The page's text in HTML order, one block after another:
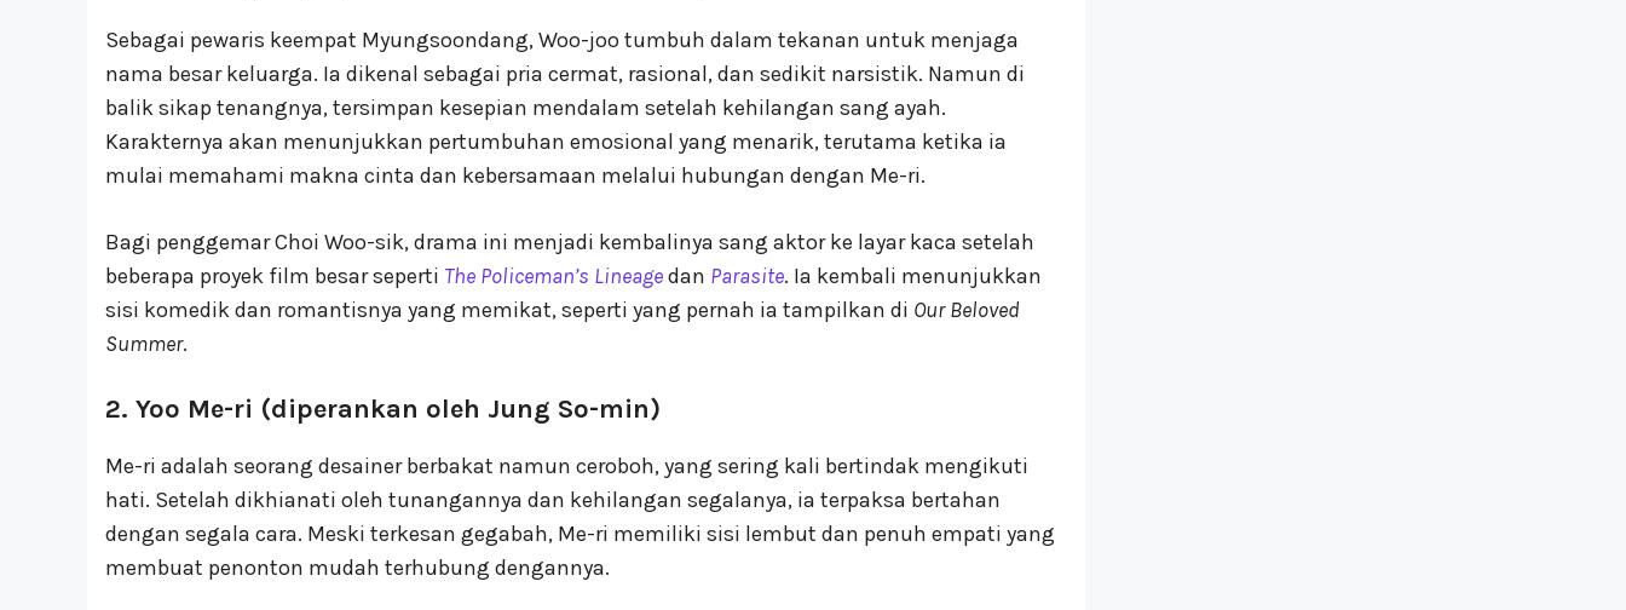
Sebagai pewaris keempat Myungsoondang, Woo-joo tumbuh dalam tekanan untuk menjaga
nama besar keluarga. Ia dikenal sebagai pria cermat, rasional, dan sedikit narsistik. Namun di
balik sikap tenangnya, tersimpan kesepian mendalam setelah kehilangan sang ayah.
Karakternya akan menunjukkan pertumbuhan emosional yang menarik, terutama ketika ia
mulai memahami makna cinta dan kebersamaan melalui hubungan dengan Me-ri.
Bagi penggemar Choi Woo-sik, drama ini menjadi kembalinya sang aktor ke layar kaca setelah
beberapa proyek film besar seperti The Policeman’s Lineagedan Parasite. Ia kembali menunjukkan
sisi komedik dan romantisnya yang memikat, seperti yang pernah ia tampilkan di Our Beloved
Summer.
2. Yoo Me-ri (diperankan oleh Jung So-min)
Me-ri adalah seorang desainer berbakat namun ceroboh, yang sering kali bertindak mengikuti
hati. Setelah dikhianati oleh tunangannya dan kehilangan segalanya, ia terpaksa bertahan
dengan segala cara. Meski terkesan gegabah, Me-ri memiliki sisi lembut dan penuh empati yang
membuat penonton mudah terhubung dengannya.